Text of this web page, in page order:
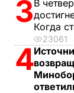
3В
Когда
23061
4